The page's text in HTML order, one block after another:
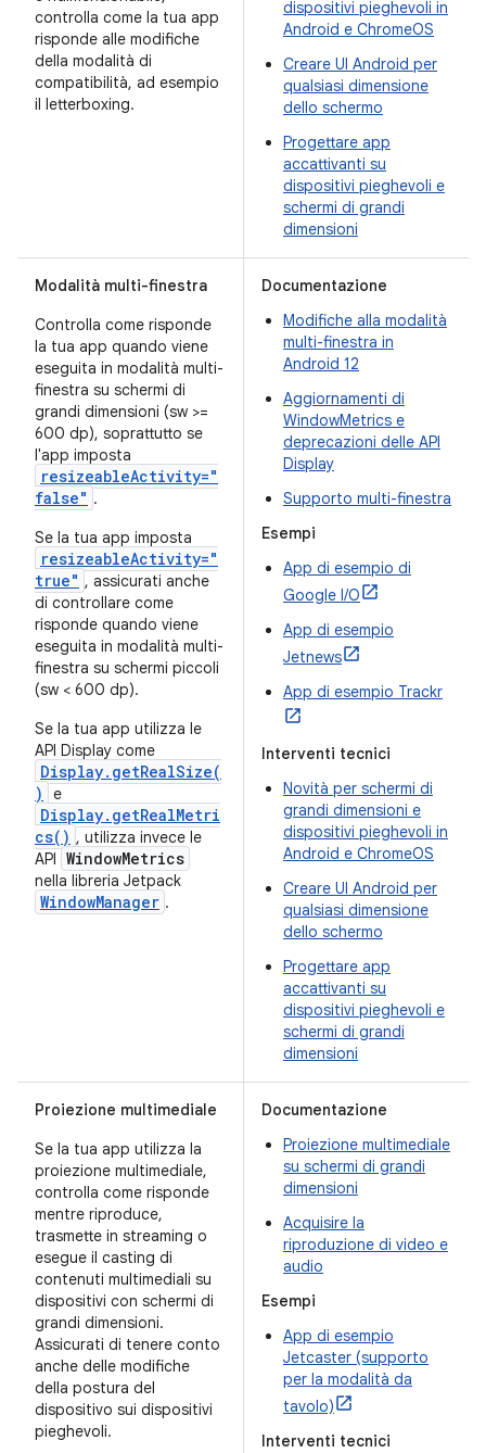
controlla come la tua app
risponde alle modifiche
della modalità di
compatibilità, ad esempio
il letterboxing.
dispositivi pieghevoli in
Android e ChromeOS
Creare UI Android per
qualsiasi dimensione
dello schermo
Progettare app
accattivanti su
dispositivi pieghevoli e
schermi di grandi
dimensioni
Modalità multi-finestra
Controlla come risponde
la tua app quando viene
eseguita in modalità multi-
finestra su schermi di
grandi dimensioni (sw >=
600 dp), soprattutto se
l'app imposta
resizeableActivity="
false" .
Se la tua app imposta
resizeableActivity="
true" , assicurati anche
di controllare come
risponde quando viene
eseguita in modalità multi-
finestra su schermi piccoli
(sw < 600 dp).
Se la tua app utilizza le
API Display come
Display.getRealSize(
)
e
Display.getRealMetri
cs() , utilizza invece le
API
WindowMetrics
nella libreria Jetpack
WindowManager .
Documentazione
Modifiche alla modalità
multi-finestra in
Android 12
Aggiornamenti di
WindowMetrics e
deprecazioni delle API
Display
Supporto multi-finestra
Esempi
App di esempio di
Google I/O
App di esempio
Jetnews
App di esempio Trackr
Interventi tecnici
Novità per schermi di
grandi dimensioni e
dispositivi pieghevoli in
Android e ChromeOS
Creare UI Android per
qualsiasi dimensione
dello schermo
Progettare app
accattivanti su
dispositivi pieghevoli e
schermi di grandi
dimensioni
Proiezione multimediale
Se la tua app utilizza la
proiezione multimediale,
controlla come risponde
mentre riproduce,
trasmette in streaming o
esegue il casting di
contenuti multimediali su
dispositivi con schermi di
grandi dimensioni.
Assicurati di tenere conto
anche delle modifiche
della postura del
dispositivo sui dispositivi
pieghevoli.
Documentazione
Proiezione multimediale
su schermi di grandi
dimensioni
Acquisire la
riproduzione di video e
audio
Esempi
App di esempio
Jetcaster (supporto
per la modalità da
tavolo)
Interventi tecnici